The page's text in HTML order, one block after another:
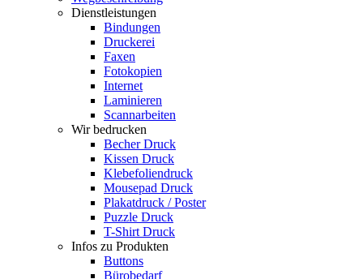
Dienstleistungen
Bindungen
Druckerei
Faxen
Fotokopien
Internet
Laminieren
Scannarbeiten
Wir bedrucken
Becher Druck
Kissen Druck
Klebefoliendruck
Mousepad Druck
Plakatdruck / Poster
Puzzle Druck
T-Shirt Druck
Infos zu Produkten
Buttons
Bürobedarf